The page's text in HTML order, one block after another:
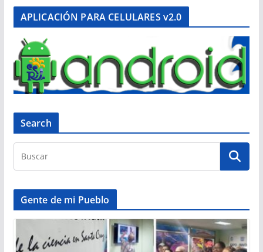
APLICACIÓN PARA CELULARES v2.0
Search
Gente de mi Pueblo